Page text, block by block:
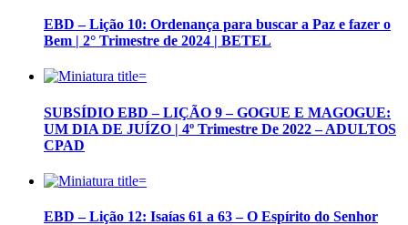
EBD – Lição 10: Ordenança para buscar a Paz e fazer o
Bem | 2° Trimestre de 2024 | BETEL
SUBSÍDIO EBD – LIÇÃO 9 – GOGUE E MAGOGUE:
UM DIA DE JUÍZO | 4º Trimestre De 2022 – ADULTOS
CPAD
EBD – Lição 12: Isaías 61 a 63 – O Espírito do Senhor